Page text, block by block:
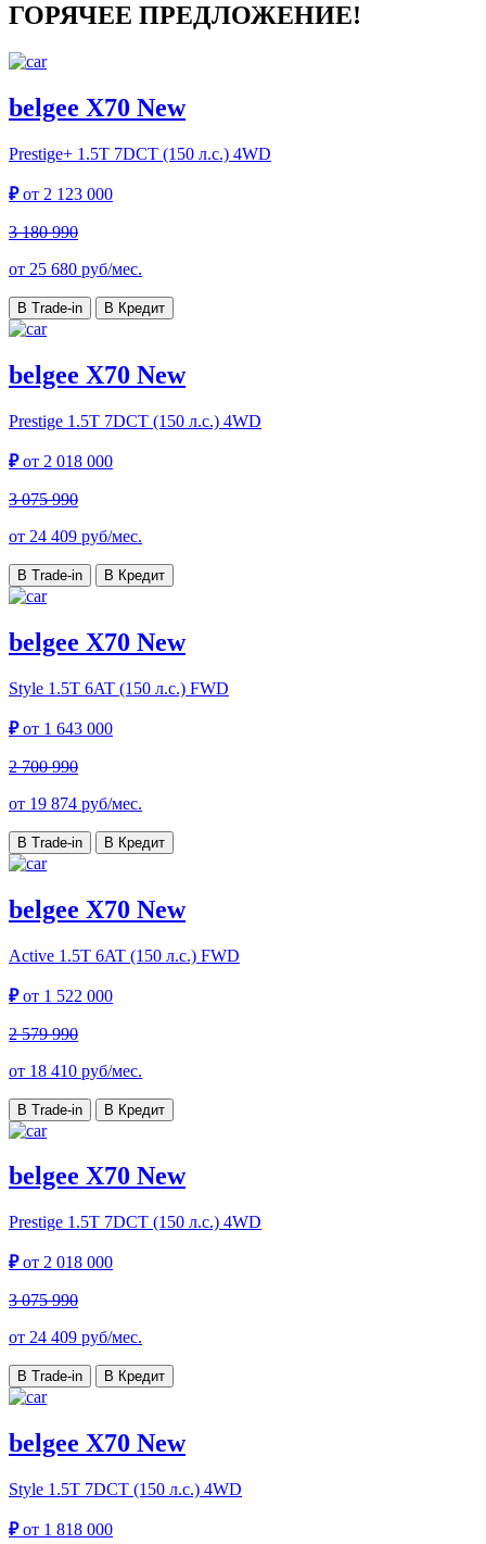
ГОРЯЧЕЕ ПРЕДЛОЖЕНИЕ!
belgee X70 New
Prestige+ 1.5T 7DCT (150 л.с.) 4WD
₽от 2 123 000
3 180 990
от 25 680 руб/мес.
В Trade-in В Кредит
belgee X70 New
Prestige 1.5T 7DCT (150 л.с.) 4WD
₽от 2 018 000
3 075 990
от 24 409 руб/мес.
В Trade-in В Кредит
belgee X70 New
Style 1.5T 6AT (150 л.с.) FWD
₽от 1 643 000
2 700 990
от 19 874 руб/мес.
В Trade-in В Кредит
belgee X70 New
Active 1.5T 6AT (150 л.с.) FWD
₽от 1 522 000
2 579 990
от 18 410 руб/мес.
В Trade-in В Кредит
belgee X70 New
Prestige 1.5T 7DCT (150 л.с.) 4WD
₽от 2 018 000
3 075 990
от 24 409 руб/мес.
В Trade-in В Кредит
belgee X70 New
Style 1.5T 7DCT (150 л.с.) 4WD
₽от 1 818 000